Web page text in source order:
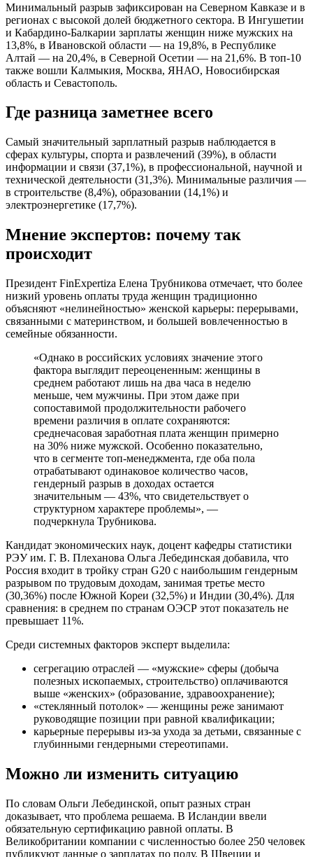
Минимальный разрыв зафиксирован на Северном Кавказе и в
регионах с высокой долей бюджетного сектора. В Ингушетии
и Кабардино-Балкарии зарплаты женщин ниже мужских на
13,8%, в Ивановской области — на 19,8%, в Республике
Алтай — на 20,4%, в Северной Осетии — на 21,6%. В топ-10
также вошли Калмыкия, Москва, ЯНАО, Новосибирская
область и Севастополь.
Где разница заметнее всего
Самый значительный зарплатный разрыв наблюдается в
сферах культуры, спорта и развлечений (39%), в области
информации и связи (37,1%), в профессиональной, научной и
технической деятельности (31,3%). Минимальные различия —
в строительстве (8,4%), образовании (14,1%) и
электроэнергетике (17,7%).
Мнение экспертов: почему так
происходит
Президент FinExpertiza Елена Трубникова отмечает, что более
низкий уровень оплаты труда женщин традиционно
объясняют «нелинейностью» женской карьеры: перерывами,
связанными с материнством, и большей вовлеченностью в
семейные обязанности.
«Однако в российских условиях значение этого
фактора выглядит переоцененным: женщины в
среднем работают лишь на два часа в неделю
меньше, чем мужчины. При этом даже при
сопоставимой продолжительности рабочего
времени различия в оплате сохраняются:
среднечасовая заработная плата женщин примерно
на 30% ниже мужской. Особенно показательно,
что в сегменте топ-менеджмента, где оба пола
отрабатывают одинаковое количество часов,
гендерный разрыв в доходах остается
значительным — 43%, что свидетельствует о
структурном характере проблемы», —
подчеркнула Трубникова.
Кандидат экономических наук, доцент кафедры статистики
РЭУ им. Г. В. Плеханова Ольга Лебединская добавила, что
Россия входит в тройку стран G20 с наибольшим гендерным
разрывом по трудовым доходам, занимая третье место
(30,36%) после Южной Кореи (32,5%) и Индии (30,4%). Для
сравнения: в среднем по странам ОЭСР этот показатель не
превышает 11%.
Среди системных факторов эксперт выделила:
сегрегацию отраслей — «мужские» сферы (добыча
полезных ископаемых, строительство) оплачиваются
выше «женских» (образование, здравоохранение);
«стеклянный потолок» — женщины реже занимают
руководящие позиции при равной квалификации;
карьерные перерывы из-за ухода за детьми, связанные с
глубинными гендерными стереотипами.
Можно ли изменить ситуацию
По словам Ольги Лебединской, опыт разных стран
доказывает, что проблема решаема. В Исландии ввели
обязательную сертификацию равной оплаты. В
Великобритании компании с численностью более 250 человек
публикуют данные о зарплатах по полу. В Швеции и